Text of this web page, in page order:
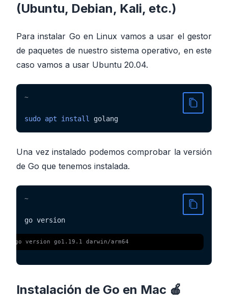
(Ubuntu, Debian, Kali, etc.)
Para instalar Go en Linux vamos a usar el gestor
de paquetes de nuestro sistema operativo, en este
caso vamos a usar Ubuntu 20.04.
~
sudo apt install golang
Una vez instalado podemos comprobar la versión
de Go que tenemos instalada.
~
go version
go version go1.19.1 darwin/arm64
Instalación de Go en Mac 🍎